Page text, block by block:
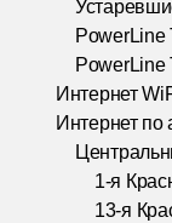
PowerLine
PowerLine
Интернет
Интернет по
1-я
13-я